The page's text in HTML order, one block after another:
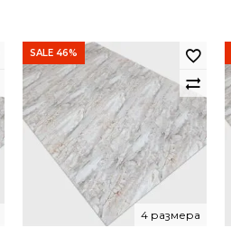
SALE 46%
4 размера